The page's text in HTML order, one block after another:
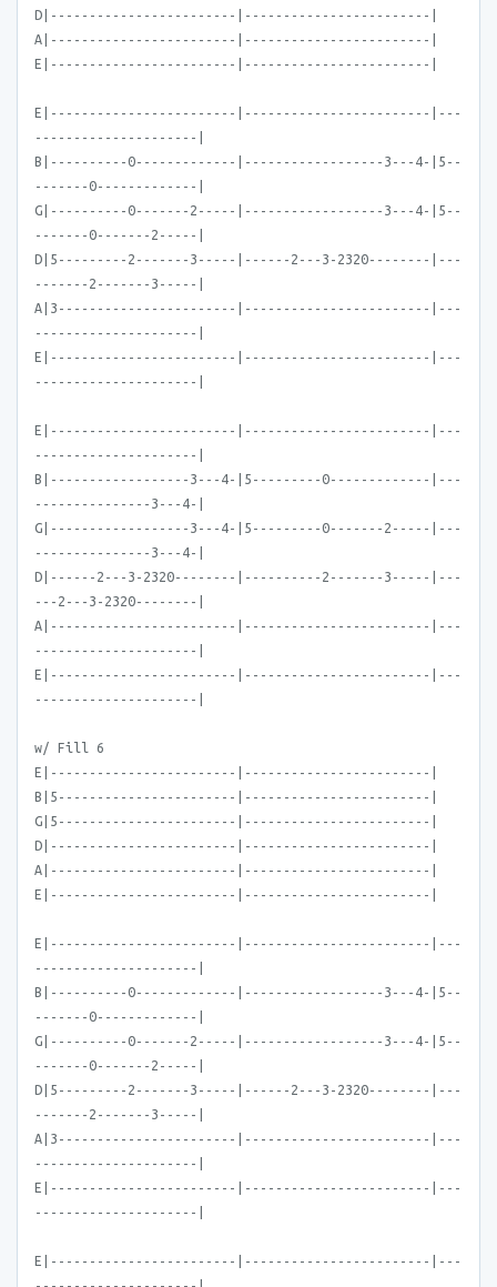
D|------------------------|------------------------|
A|------------------------|------------------------|
E|------------------------|------------------------|
E|------------------------|------------------------|---
---------------------|
B|----------0-------------|------------------3---4-|5--
-------0-------------|
G|----------0-------2-----|------------------3---4-|5--
-------0-------2-----|
D|5---------2-------3-----|------2---3-2320--------|---
-------2-------3-----|
A|3-----------------------|------------------------|---
---------------------|
E|------------------------|------------------------|---
---------------------|
E|------------------------|------------------------|---
---------------------|
B|------------------3---4-|5---------0-------------|---
---------------3---4-|
G|------------------3---4-|5---------0-------2-----|---
---------------3---4-|
D|------2---3-2320--------|----------2-------3-----|---
---2---3-2320--------|
A|------------------------|------------------------|---
---------------------|
E|------------------------|------------------------|---
---------------------|
w/ Fill 6
E|------------------------|------------------------|
B|5-----------------------|------------------------|
G|5-----------------------|------------------------|
D|------------------------|------------------------|
A|------------------------|------------------------|
E|------------------------|------------------------|
E|------------------------|------------------------|---
---------------------|
B|----------0-------------|------------------3---4-|5--
-------0-------------|
G|----------0-------2-----|------------------3---4-|5--
-------0-------2-----|
D|5---------2-------3-----|------2---3-2320--------|---
-------2-------3-----|
A|3-----------------------|------------------------|---
---------------------|
E|------------------------|------------------------|---
---------------------|
E|------------------------|------------------------|---